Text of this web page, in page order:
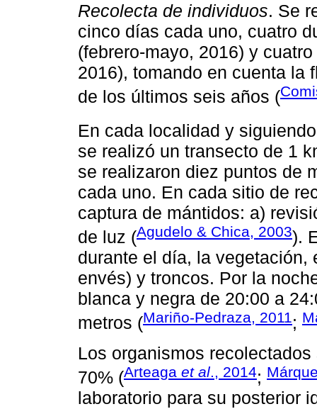
Recolecta de individuos. Se
cinco días cada uno, cuatro
(febrero-mayo, 2016) y
2016), tomando en cuenta la
de los últimos seis años (
En cada localidad y
se realizó un transecto de 1
se realizaron diez puntos de
cada uno. En cada sitio de
captura de mántidos: a)
de luz (Agudelo & Chica, 2003).
durante el día, la
envés) y troncos. Por la
blanca y negra de 20:00 a
metros (Mariño-Pedraza, 2011;
Los organismos
70% (Arteaga et al., 2014;
laboratorio para su posterior